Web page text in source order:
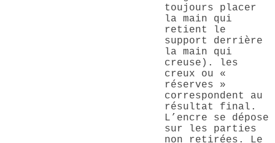
toujours placer
la main qui
retient le
support derrière
la main qui
creuse). les
creux ou «
réserves »
correspondent au
résultat final.
L’encre se dépose
sur les parties
non retirées. Le